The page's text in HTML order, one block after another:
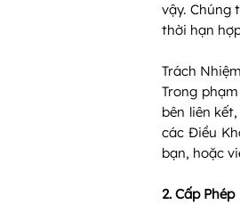
vậy. Chúng
thời hạn
Trách
Trong
bên liên
các Điều
bạn, hoặc
2. Cấp Phép